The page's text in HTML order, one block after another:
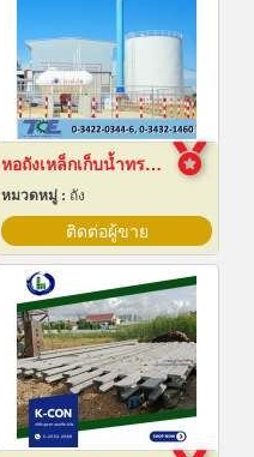
หอถังเหล็กเก็บน้ำทรงแชมเปญ
หมวดหมู่ : ถัง
ติดต่อผู้ขาย